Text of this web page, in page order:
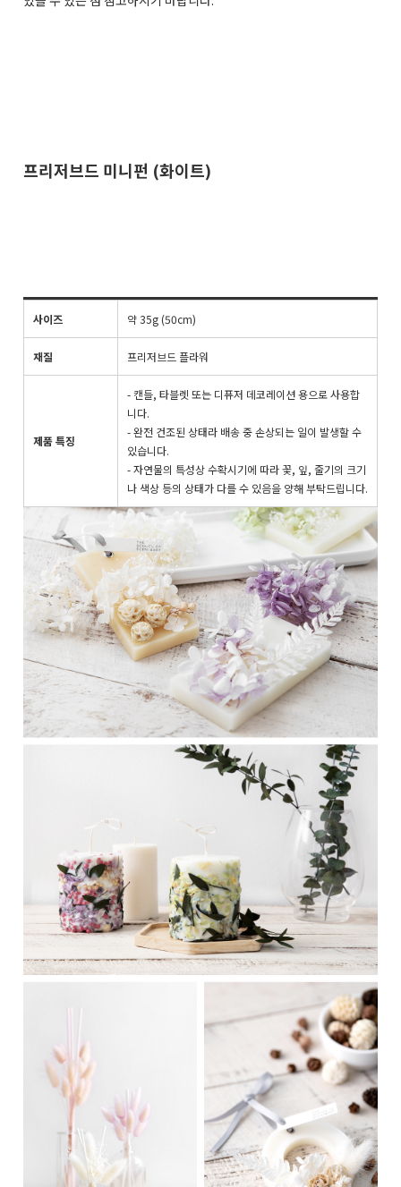
프리저브드 미니펀 (화이트)
사이즈 약 35g (50cm)
재질 프리저브드 플라워
제품 특징
- 캔들, 타블렛 또는 디퓨저 데코레이션 용으로 사용합
니다.
- 완전 건조된 상태라 배송 중 손상되는 일이 발생할 수
있습니다.
- 자연물의 특성상 수확시기에 따라 꽃, 잎, 줄기의 크기
나 색상 등의 상태가 다를 수 있음을 양해 부탁드립니다.